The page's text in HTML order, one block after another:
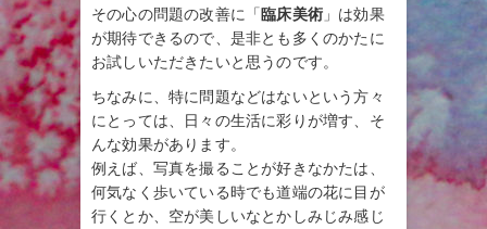
その心の問題の改善に「臨床美術 」は効果
が期待できるので、是非とも多くのかたに
お試しいただきたいと思うのです。
ちなみに、特に問題などはないという方々
にとっては、日々の生活に彩りが増す、そ
んな効果があります。
例えば、写真を撮ることが好きなかたは、
何気なく歩いている時でも道端の花に目が
行くとか、空が美しいなとかしみじみ感じ